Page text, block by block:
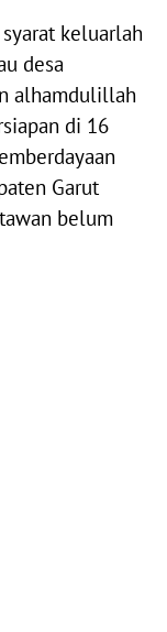
keluarlah
desa
alhamdulillah
di 16
Garut
belum